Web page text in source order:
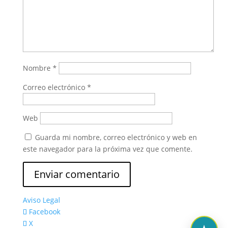
Nombre *
Correo electrónico *
Web
Guarda mi nombre, correo electrónico y web en
este navegador para la próxima vez que comente.
Aviso Legal
Facebook
X